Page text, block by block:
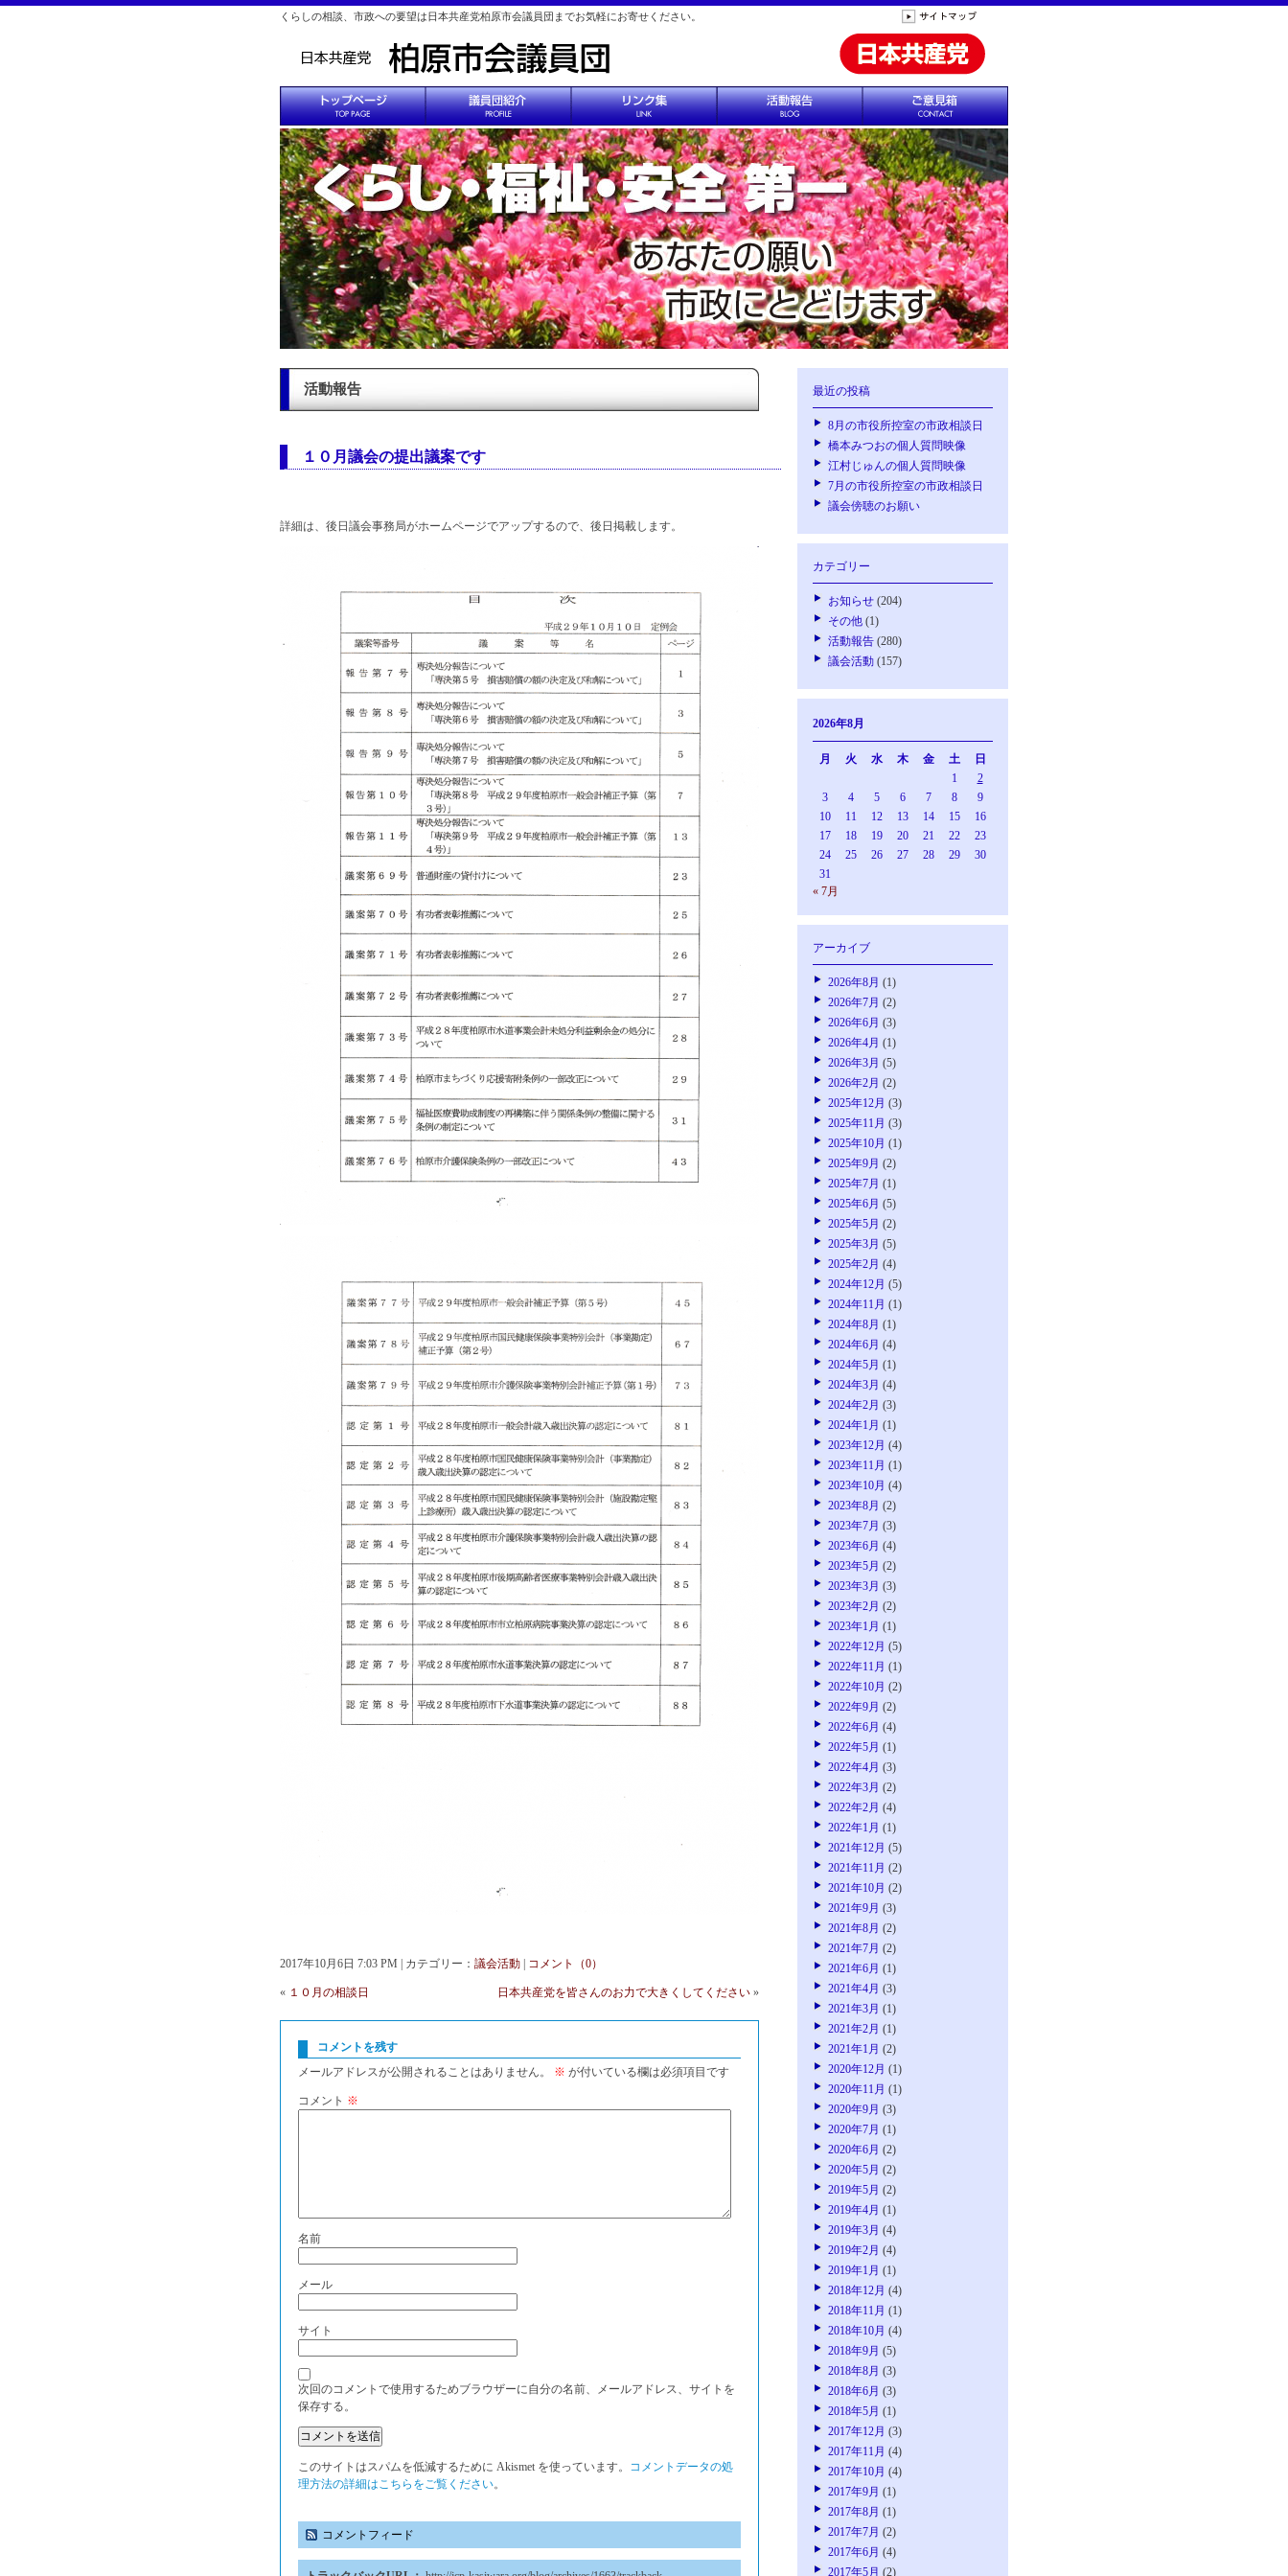
くらしの相談、市政への要望は日本共産党柏原市会議員団までお気軽にお寄せください。
活動報告
１０月議会の提出議案です
詳細は、後日議会事務局がホームページでアップするので、後日掲載します。
2017年10月6日 7:03 PM | カテゴリー： 議会活動 コメント（0）
« １０月の相談日 日本共産党を皆さんのお力で大きくしてください »
コメントを残す
メールアドレスが公開されることはありません。
※ が付いている欄は必須項目です
コメント ※
名前
メール
サイト
次回のコメントで使用するためブラウザーに自分の名前、メールアドレス、サイトを
保存する。
このサイトはスパムを低減するために Akismet を使っています。 コメントデータの処
理方法の詳細はこちらをご覧ください。
コメントフィード
最近の投稿
8月の市役所控室の市政相談日
橋本みつおの個人質問映像
江村じゅんの個人質問映像
7月の市役所控室の市政相談日
議会傍聴のお願い
カテゴリー
お知らせ (204)
その他 (1)
活動報告 (280)
議会活動 (157)
2026年8月
月 火 水 木 金 土
日
1
2
3
4 5 6 7 8
9
10
11 12 13 14 15
16
17
18 19 20 21 22
23
24
25 26 27 28 29
30
31
« 7月
アーカイブ
2026年8月 (1)
2026年7月 (2)
2026年6月 (3)
2026年4月 (1)
2026年3月 (5)
2026年2月 (2)
2025年12月 (3)
2025年11月 (3)
2025年10月 (1)
2025年9月 (2)
2025年7月 (1)
2025年6月 (5)
2025年5月 (2)
2025年3月 (5)
2025年2月 (4)
2024年12月 (5)
2024年11月 (1)
2024年8月 (1)
2024年6月 (4)
2024年5月 (1)
2024年3月 (4)
2024年2月 (3)
2024年1月 (1)
2023年12月 (4)
2023年11月 (1)
2023年10月 (4)
2023年8月 (2)
2023年7月 (3)
2023年6月 (4)
2023年5月 (2)
2023年3月 (3)
2023年2月 (2)
2023年1月 (1)
2022年12月 (5)
2022年11月 (1)
2022年10月 (2)
2022年9月 (2)
2022年6月 (4)
2022年5月 (1)
2022年4月 (3)
2022年3月 (2)
2022年2月 (4)
2022年1月 (1)
2021年12月 (5)
2021年11月 (2)
2021年10月 (2)
2021年9月 (3)
2021年8月 (2)
2021年7月 (2)
2021年6月 (1)
2021年4月 (3)
2021年3月 (1)
2021年2月 (1)
2021年1月 (2)
2020年12月 (1)
2020年11月 (1)
2020年9月 (3)
2020年7月 (1)
2020年6月 (2)
2020年5月 (2)
2019年5月 (2)
2019年4月 (1)
2019年3月 (4)
2019年2月 (4)
2019年1月 (1)
2018年12月 (4)
2018年11月 (1)
2018年10月 (4)
2018年9月 (5)
2018年8月 (3)
2018年6月 (3)
2018年5月 (1)
2017年12月 (3)
2017年11月 (4)
2017年10月 (4)
2017年9月 (1)
2017年8月 (1)
2017年7月 (2)
2017年6月 (4)
2017年5月 (2)